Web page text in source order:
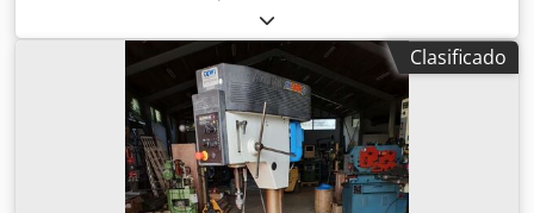
Datos técnicos: Diámetro de la columna: 115 mm Mesa de
máquina (soporte utilizable): 514 x 360 mm Ranuras en T
(número x ancho x espacio): 2 x 14 x 224 mm Distancia
husillo-mesa (mín./máx.): 117 / 701 mm 2 alimentaciones:
0,1 + 0,2 mm/rev Dodoy S Artepfx Ab Rock Altura (mm):
aprox. 1840 Capacidad de taladrado St 60 (mm): 40 Carrera
del husillo (mm): 120 Garganta (mm): 293 Motor (kW): 1,45 /
1,9 Rango de velocidad (r/min): 160 - 2250 Peso (kg): 285
Clasificado